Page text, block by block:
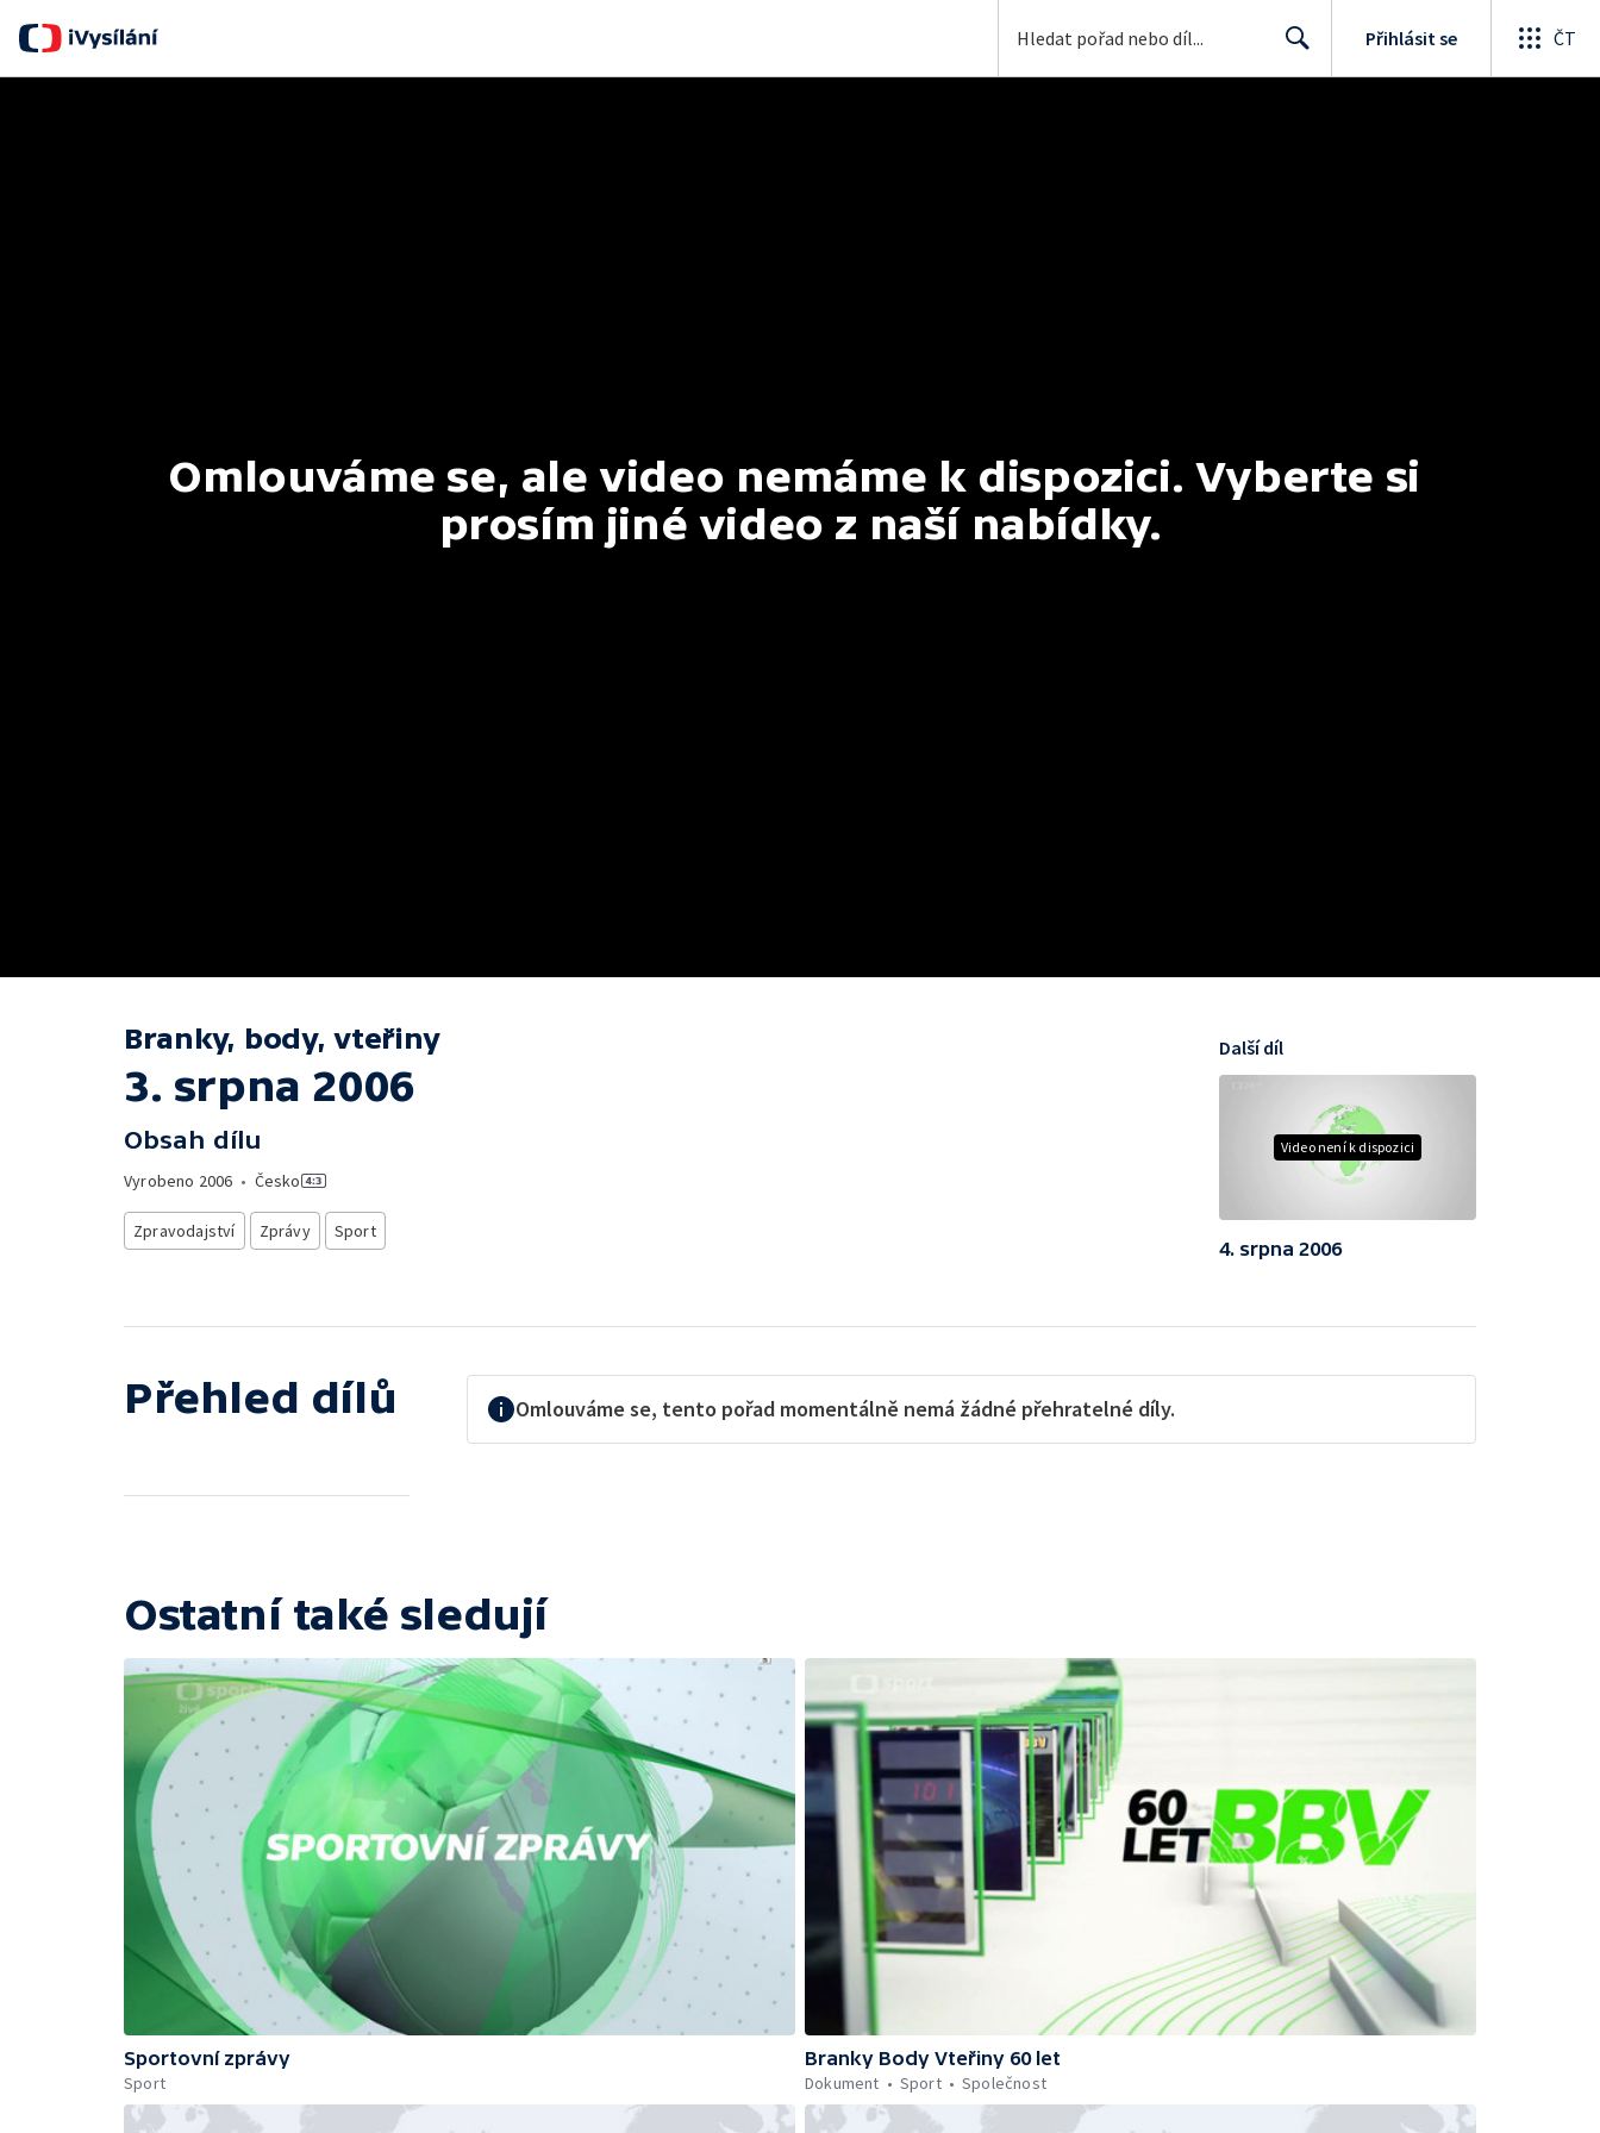
Přihlásit se ČT
Omlouváme se, ale video nemáme k dispozici. Vyberte si
prosím jiné video z naší nabídky.
Branky, body, vteřiny
3. srpna 2006
Obsah dílu
Vyrobeno 2006 • Česko
Zpravodajství Zprávy Sport
Video není k dispozici
Další díl
4. srpna 2006
Přehled dílů Omlouváme se, tento pořad momentálně nemá žádné přehratelné díly.
Ostatní také sledují
Sportovní zprávy
Sport
Branky Body Vteřiny 60 let
Dokument
Sport Společnost